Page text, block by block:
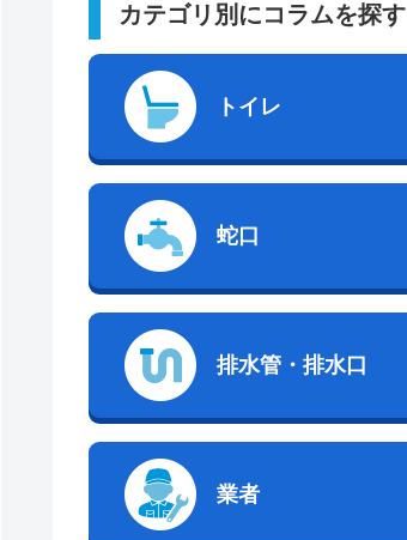
カテゴリ別にコラムを探す
トイレ
蛇口
排水管・排水口
業者